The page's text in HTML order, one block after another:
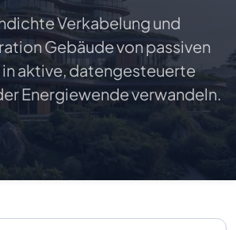
Verkabelung und
Gebäude von passiven
aktive, datengesteuerte
Energiewende verwandeln.